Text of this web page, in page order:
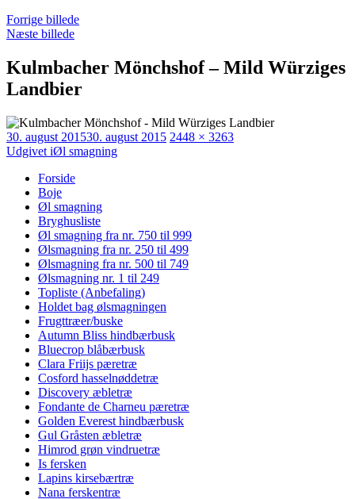
Forrige billede
Næste billede
Kulmbacher Mönchshof – Mild Würziges
Landbier
Udgivet
30. august 201530. august 2015 Faktisk
2448 × 3263
Indlægsnavigation
Udgivet iØl smagning
Forside
Boje
Øl smagning
Bryghusliste
Øl smagning fra nr. 750 til 999
Ølsmagning fra nr. 250 til 499
Ølsmagning fra nr. 500 til 749
Ølsmagning nr. 1 til 249
Topliste (Anbefaling)
Holdet bag ølsmagningen
Frugttræer/buske
Autumn Bliss hindbærbusk
Bluecrop blåbærbusk
Clara Friijs pæretræ
Cosford hasselnøddetræ
Discovery æbletræ
Fondante de Charneu pæretræ
Golden Everest hindbærbusk
Gul Gråsten æbletræ
Himrod grøn vindruetræ
Is fersken
Lapins kirsebærtræ
Nana ferskentræ